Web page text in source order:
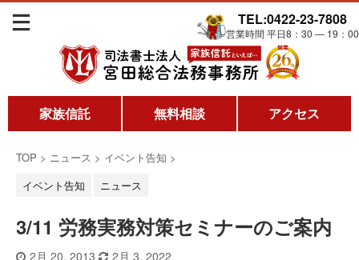
TEL:0422-23-7808
営業時間 平日8：30 ― 19：00
家族信託 無料相談 アクセス
TOP > ニュース > イベント告知 >
イベント告知
ニュース
3/11 労務実務対策セミナーのご案内
2月 20, 2013 2月 3, 2022